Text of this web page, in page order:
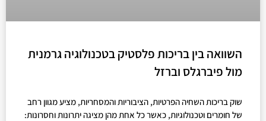
השוואה בין בריכות פלסטיק בטכנולוגיה גרמנית
מול פיברגלס וברזל
שוק בריכות השחיה הפרטיות, הציבוריות והמסחריות, מציע מגוון רחב
של חומרים וטכנולוגיות, כאשר כל אחת מהן מציגה יתרונות וחסרונות: